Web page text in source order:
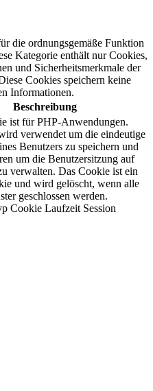
die ordnungsgemäße Funktion
Kategorie enthält nur Cookies,
und Sicherheitsmerkmale der
Cookies speichern keine
Informationen.
Beschreibung
ist für PHP-Anwendungen.
verwendet um die eindeutige
Benutzers zu speichern und
um die Benutzersitzung auf
verwalten. Das Cookie ist ein
und wird gelöscht, wenn alle
geschlossen werden.
Cookie Laufzeit Session